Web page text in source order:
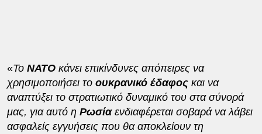
«Το ΝΑΤΟκάνει επικίνδυνες απόπειρες να
χρησιμοποιήσει το ουκρανικό έδαφοςκαι να
αναπτύξει το στρατιωτικό δυναμικό του στα σύνορά
μας, για αυτό η Ρωσίαενδιαφέρεται σοβαρά να λάβει
ασφαλείς εγγυήσεις που θα αποκλείουν τη